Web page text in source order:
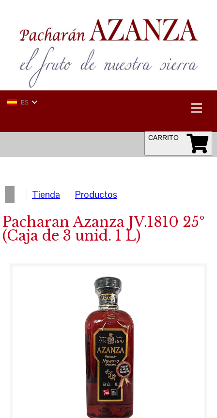
ES
CARRITO
Tienda Productos
Pacharan Azanza JV.1810 25º
(Caja de 3 unid. 1 L)